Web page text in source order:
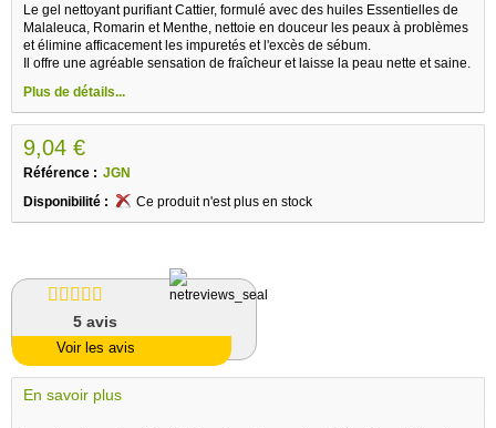
Le gel nettoyant purifiant Cattier, formulé avec des huiles Essentielles de
Malaleuca, Romarin et Menthe, nettoie en douceur les peaux à problèmes
et élimine afficacement les impuretés et l'excès de sébum.
Il offre une agréable sensation de fraîcheur et laisse la peau nette et saine.
Plus de détails...
9,04 €
Référence : JGN
Disponibilité :
Ce produit n'est plus en stock
5 avis
Voir les avis
En savoir plus